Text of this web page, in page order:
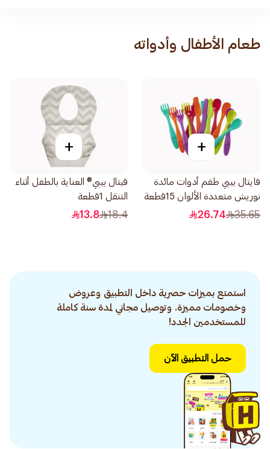
طعام الأطفال وأدواته
+
فايتال بيبي طقم أدوات مائدة
نوريش متعددة الألوان 15قطعة
35.65
26.74
+
فيتال بيبي® العناية بالطفل أثناء
التنقل 1قطعة
18.4
13.8
استمتع بميزات حصرية داخل التطبيق وعروض
وخصومات مميزة. وتوصيل مجاني لمدة سنة كاملة
للمستخدمين الجدد!
حمل التطبيق الآن